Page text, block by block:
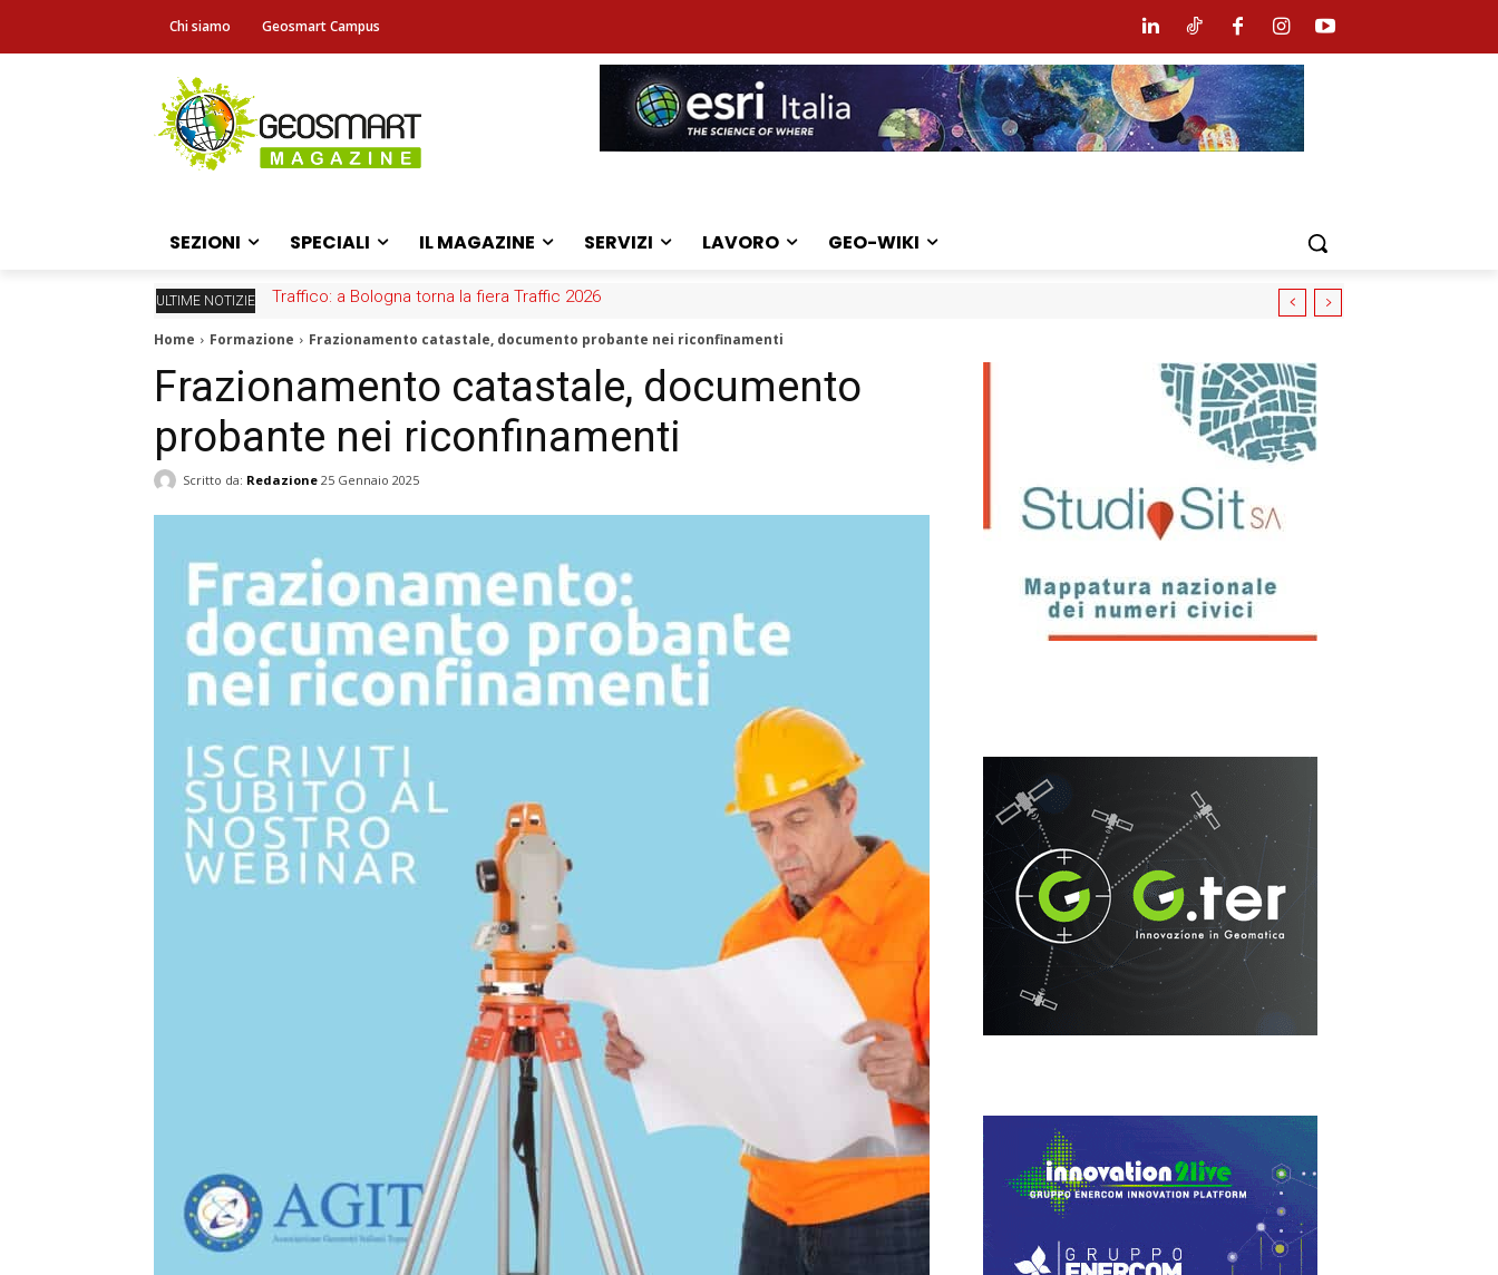
Chi siamo Geosmart Campus
SEZIONI SPECIALI IL MAGAZINE SERVIZI LAVORO GEO-WIKI
ULTIME NOTIZIE Traffico: a Bologna torna la fiera Traffic 2026
Home Formazione Frazionamento catastale, documento probante nei riconfinamenti
Frazionamento catastale, documento
probante nei riconfinamenti
Scritto da: Redazione 25 Gennaio 2025